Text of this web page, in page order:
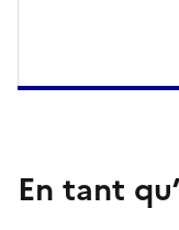
En tant